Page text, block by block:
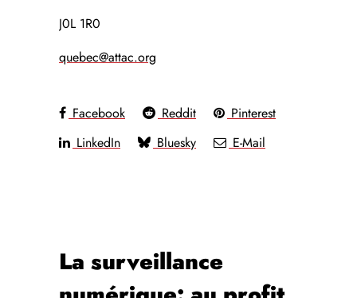
J0L 1R0
quebec@attac.org
Facebook Reddit
Pinterest
LinkedIn
Bluesky E-Mail
La surveillance